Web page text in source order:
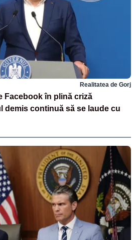
Realitatea de Gorj
Facebook în plină criză
demis continuă să se laude cu